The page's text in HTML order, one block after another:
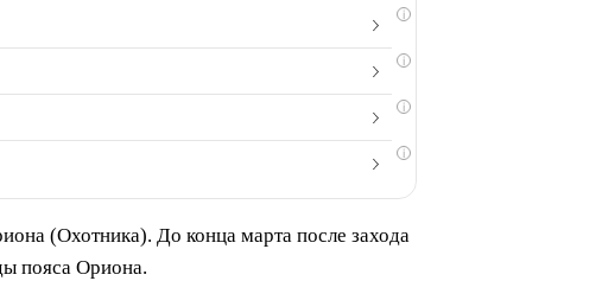
i
i
i
i
(Охотника). До конца марта после захода
пояса Ориона.